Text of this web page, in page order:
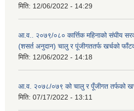
मिति: 12/06/2022 - 14:29
आ.व.. २०७९/०८० कार्त्तिक महिनाको संघीय
(शसर्त अनुदान) चालु र पूंजीगततर्फ खर्चको
मिति: 12/06/2022 - 14:18
आ.व. २०७८/०७९ को चालु र पूँजीगत तर्फको
मिति: 07/17/2022 - 13:11